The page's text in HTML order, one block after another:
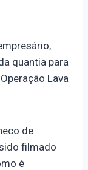
quantia para
Lava
de
filmado
é